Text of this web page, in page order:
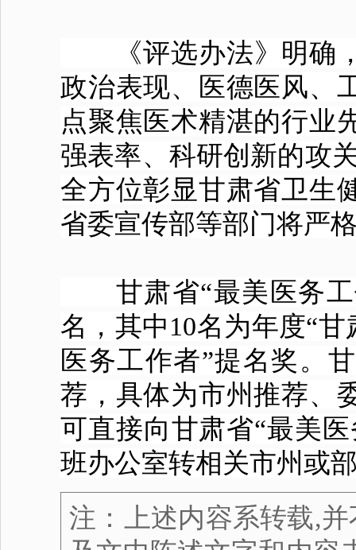
《评选办法》明确，
政治表现、医德医风、
点聚焦医术精湛的行业
强表率、科研创新的攻
全方位彰显甘肃省卫生
省委宣传部等部门将严
甘肃省“最美医务工
名，其中10名为年度“
医务工作者”提名奖。
荐，具体为市州推荐、
可直接向甘肃省“最美
班办公室转相关市州或
注：上述内容系转载,